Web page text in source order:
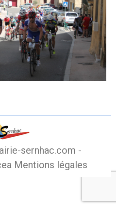
sernhac.com -
Mentions légales